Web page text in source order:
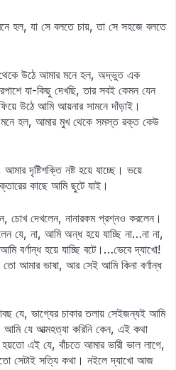
হল, যা সে বলতে চায়, তা সে সহজে বলতে
উঠে আমার মনে হল, অদ্ভুত এক
যা-কিছু দেখছি, তার সবই কেমন যেন
উঠে আমি আয়নার সামনে দাঁড়াই।
মনে হল, আমার মুখ থেকে সমস্ত রক্ত কেউ
দৃষ্টিশক্তি নষ্ট হয়ে যাচ্ছে। ভয়ে
কাছে আমি ছুটে যাই।
চোখ দেখলেন, নানারকম প্রশ্নও করলেন।
যে, না, আমি অন্ধ হয়ে যাচ্ছি না…না না,
বর্ণান্ধ হয়ে যাচ্ছি বটে।…ভেবে দ্যাখো!
তো আমার ভাষা, আর সেই আমি কিনা বর্ণান্ধ
যে, ভাগ্যের চাকার তলায় সেইজন্যই আমি
আমি যে আত্মহত্যা করিনি কেন, এই কথা
এই যে, বাঁচতে আমার ভারী ভাল লাগে,
সেটাই সত্যি কথা। নইলে দ্যাখো আজ